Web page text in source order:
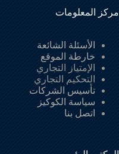
مركز المعلومات
الأسئلة الشائعة
خارطة الموقع
الإمتياز التجاري
التحكيم التجاري
تأسيس الشركات
سياسة الكوكيز
اتصل بنا